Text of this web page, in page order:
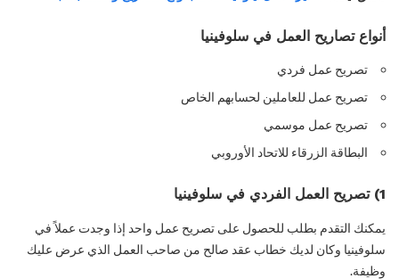
أنواع تصاريح العمل في سلوفينيا
تصريح عمل فردي
تصريح عمل للعاملين لحسابهم الخاص
تصريح عمل موسمي
البطاقة الزرقاء للاتحاد الأوروبي
1) تصريح العمل الفردي في سلوفينيا
يمكنك التقدم بطلب للحصول على تصريح عمل واحد إذا وجدت عملاً في
سلوفينيا وكان لديك خطاب عقد صالح من صاحب العمل الذي عرض عليك
وظيفة.